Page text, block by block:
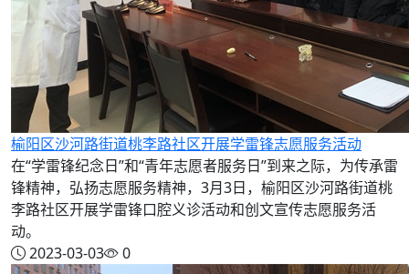
榆阳区沙河路街道桃李路社区开展学雷锋志愿服务活动
在“学雷锋纪念日”和“青年志愿者服务日”到来之际，为传承雷
锋精神，弘扬志愿服务精神，3月3日，榆阳区沙河路街道桃
李路社区开展学雷锋口腔义诊活动和创文宣传志愿服务活
动。
2023-03-03
0